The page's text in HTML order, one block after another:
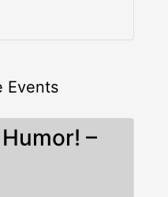
Events
–